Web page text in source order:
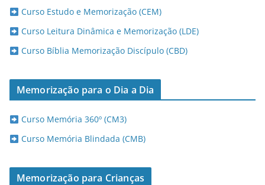
Curso Estudo e Memorização (CEM)
Curso Leitura Dinâmica e Memorização (LDE)
Curso Bíblia Memorização Discípulo (CBD)
Memorização para o Dia a Dia
Curso Memória 360º (CM3)
Curso Memória Blindada (CMB)
Memorização para Crianças